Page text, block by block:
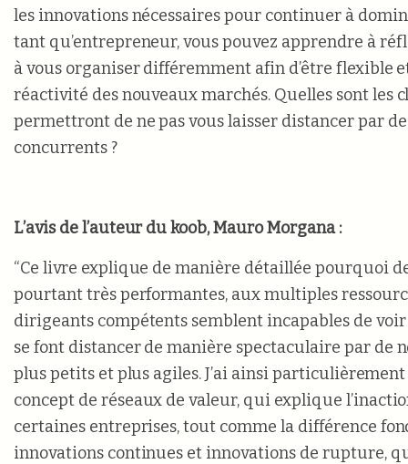
les innovations nécessaires pour continuer à
tant qu’entrepreneur, vous pouvez apprendre à
à vous organiser différemment afin d’être flexible
réactivité des nouveaux marchés. Quelles sont les
permettront de ne pas vous laisser distancer par
concurrents ?
L’avis de l’auteur du koob, Mauro Morgana :
“Ce livre explique de manière détaillée pourquoi
pourtant très performantes, aux multiples
dirigeants compétents semblent incapables de
se font distancer de manière spectaculaire par de
plus petits et plus agiles. J’ai ainsi
concept de réseaux de valeur, qui explique
certaines entreprises, tout comme la différence
innovations continues et innovations de rupture,